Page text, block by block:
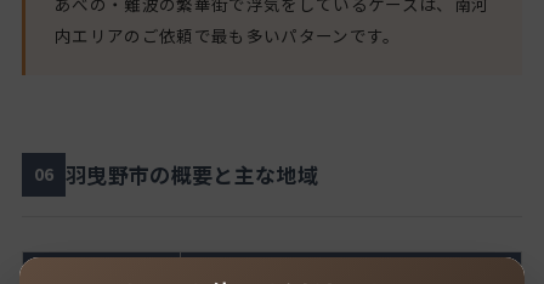
内エリアのご依頼で最も多いパターンです。
06 羽曳野市の概要と主な地域